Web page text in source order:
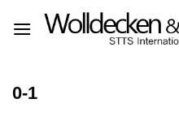
Inhalt
0-1